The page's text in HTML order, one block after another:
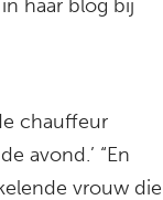
haar blog bij
chauffeur
avond.’ “En
vrouw die